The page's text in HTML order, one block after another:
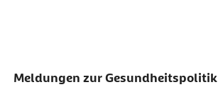
Meldungen zur Gesundheitspolitik